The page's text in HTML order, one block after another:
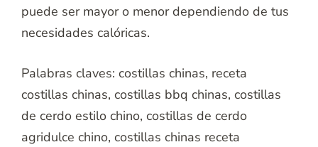
puede ser mayor o menor dependiendo de tus
necesidades calóricas.
Palabras claves: costillas chinas, receta
costillas chinas, costillas bbq chinas, costillas
de cerdo estilo chino, costillas de cerdo
agridulce chino, costillas chinas receta